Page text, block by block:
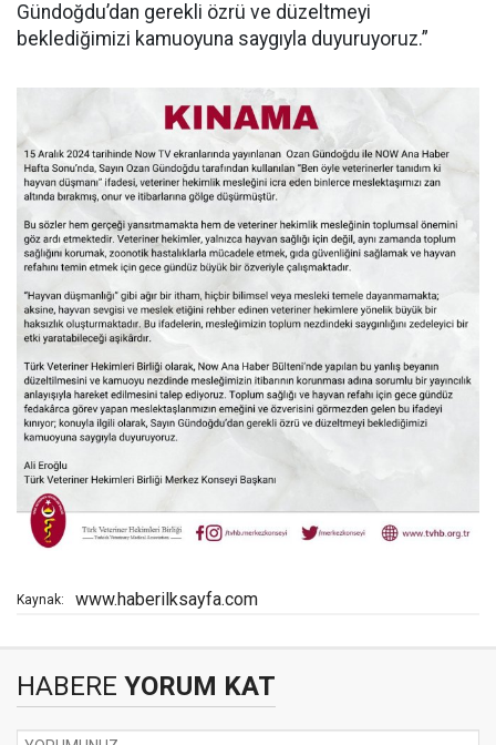
Gündoğdu’dan gerekli özrü ve düzeltmeyi
beklediğimizi kamuoyuna saygıyla duyuruyoruz.”
Kaynak: www.haberilksayfa.com
HABERE YORUM KAT